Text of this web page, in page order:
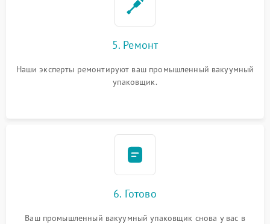
5. Ремонт
Наши эксперты ремонтируют ваш промышленный вакуумный
упаковщик.
6. Готово
Ваш промышленный вакуумный упаковщик снова у вас в